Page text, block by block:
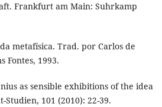
Frankfurt am Main: Suhrkamp
metafísica. Trad. por Carlos de
Fontes, 1993.
as sensible exhibitions of the idea
Studien, 101 (2010): 22-39.